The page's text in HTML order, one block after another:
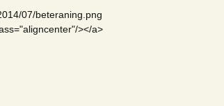
07/beteraning.png
></a>